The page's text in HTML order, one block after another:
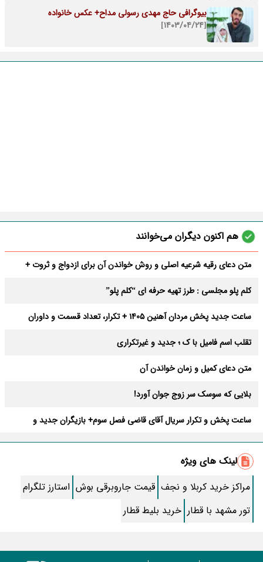
بیوگرافی حاج مهدی رسولی مداح+ عکس خانواده
[۱۴۰۳/۰۴/۲۴]
هم اکنون دیگران می‌خوانند
متن دعای رقیه شرعیه اصلی و روش خواندن آن برای ازدواج و ثروت +
کلم پلو مجلسی : طرز تهیه حرفه ای “کلم پلو”
ساعت جدید پخش مردان آهنین 1405 + تکرار، تعداد قسمت و داوران
تقلب اسم فامیل با ک ؛ جدید و غیرتکراری
متن دعای کمیل و زمان خواندن آن
بلایی که سوسک سر زوج جوان آورد!
ساعت پخش و تکرار سریال آقای قاضی فصل سوم+ بازیگران جدید و
طرز تهیه سالاد ماکارونی خانگی خوشمزه و لذیذ + آموزش تصویری
طرز تهیه پاستا با سس آلفردو و مرغ فوری + آموزش تصویری پنه
جواب کامل اسم فامیل با “س”
ماه قرمز نشانه آخر دنیا در آسمان ظاهر شد !
جملات زیبا برای بهترین پدر دنیا
لینک های ویژه
مراکز خرید کربلا و نجف قیمت جاروبرقی بوش استارز تلگرام
تور مشهد با قطار خرید بلیط قطار